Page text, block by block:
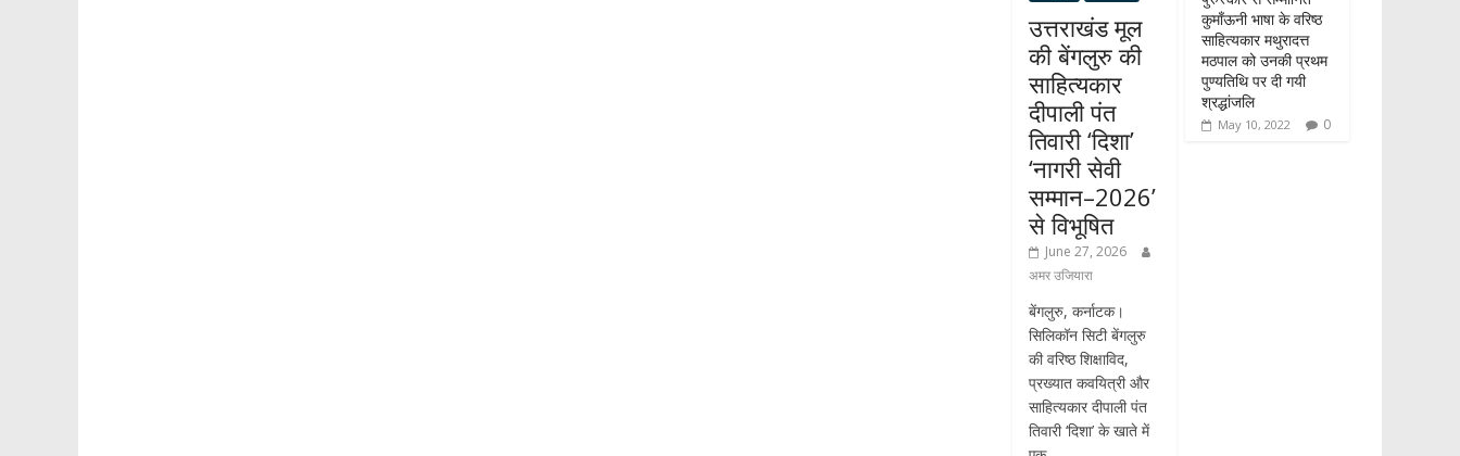
उत्तराखंड मूल
की बेंगलुरु की
साहित्यकार
दीपाली पंत
तिवारी ‘दिशा’
‘नागरी सेवी
सम्मान–2026’
से विभूषित
June 27, 2026
अमर उजियारा
बेंगलुरु, कर्नाटक।
सिलिकॉन सिटी बेंगलुरु
की वरिष्ठ शिक्षाविद,
प्रख्यात कवयित्री और
साहित्यकार दीपाली पंत
तिवारी ‘दिशा’ के खाते में
कुमाँऊनी भाषा के वरिष्ठ
साहित्यकार मथुरादत्त
मठपाल को उनकी प्रथम
पुण्यतिथि पर दी गयी
श्रद्धांजलि
May 10, 2022 0